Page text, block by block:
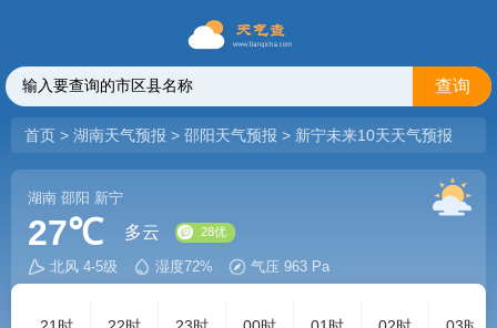
查询
首页 > 湖南天气预报 > 邵阳天气预报 > 新宁未来10天天气预报
湖南 邵阳 新宁
27℃ 多云
北风 4-5级 湿度72% 气压 963 Pa